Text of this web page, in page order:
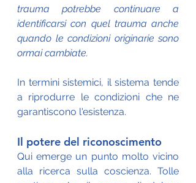
trauma potrebbe continuare a
identificarsi con quel trauma anche
quando le condizioni originarie sono
ormai cambiate.
In termini sistemici, il sistema tende
a riprodurre le condizioni che ne
garantiscono l'esistenza.
Il potere del riconoscimento
Qui emerge un punto molto vicino
alla ricerca sulla coscienza. Tolle